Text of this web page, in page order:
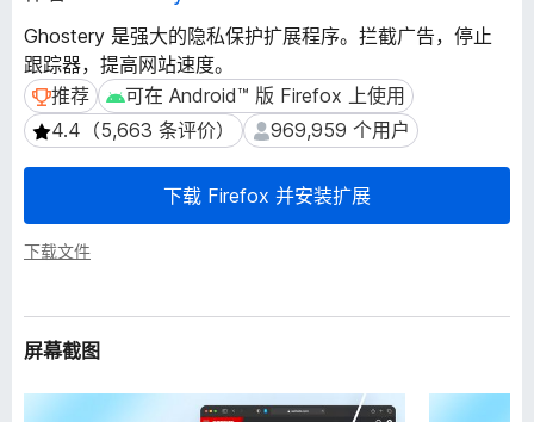
加
件
Ghostery 是强大的隐私保护扩展程序。拦截广告，停止
跟踪器，提高网站速度。
推荐推荐 可在 Android™ 版 Firefox 上使用
可在 Android™ 版 Firefox 上使用
4.4（5,663 条评价）
4.4（5,663 条评价） 969,959 个用户
969,959 个用户
下载 Firefox 并安装扩展
下载文件
屏幕截图